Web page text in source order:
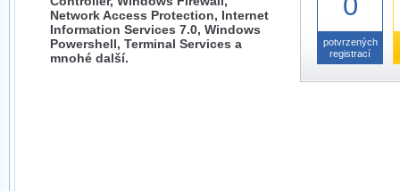
Network Access Protection, Internet
Information Services 7.0, Windows
Powershell, Terminal Services a
mnohé další.
potvrzených
registrací